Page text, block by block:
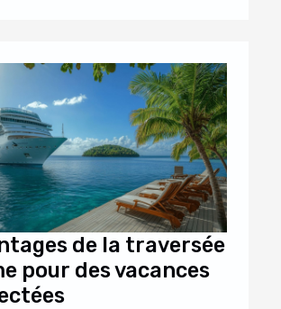
de la traversée
pour des vacances